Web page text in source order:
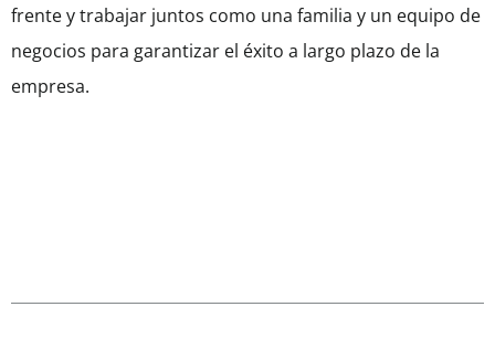
frente y trabajar juntos como una familia y un equipo de
negocios para garantizar el éxito a largo plazo de la
empresa.